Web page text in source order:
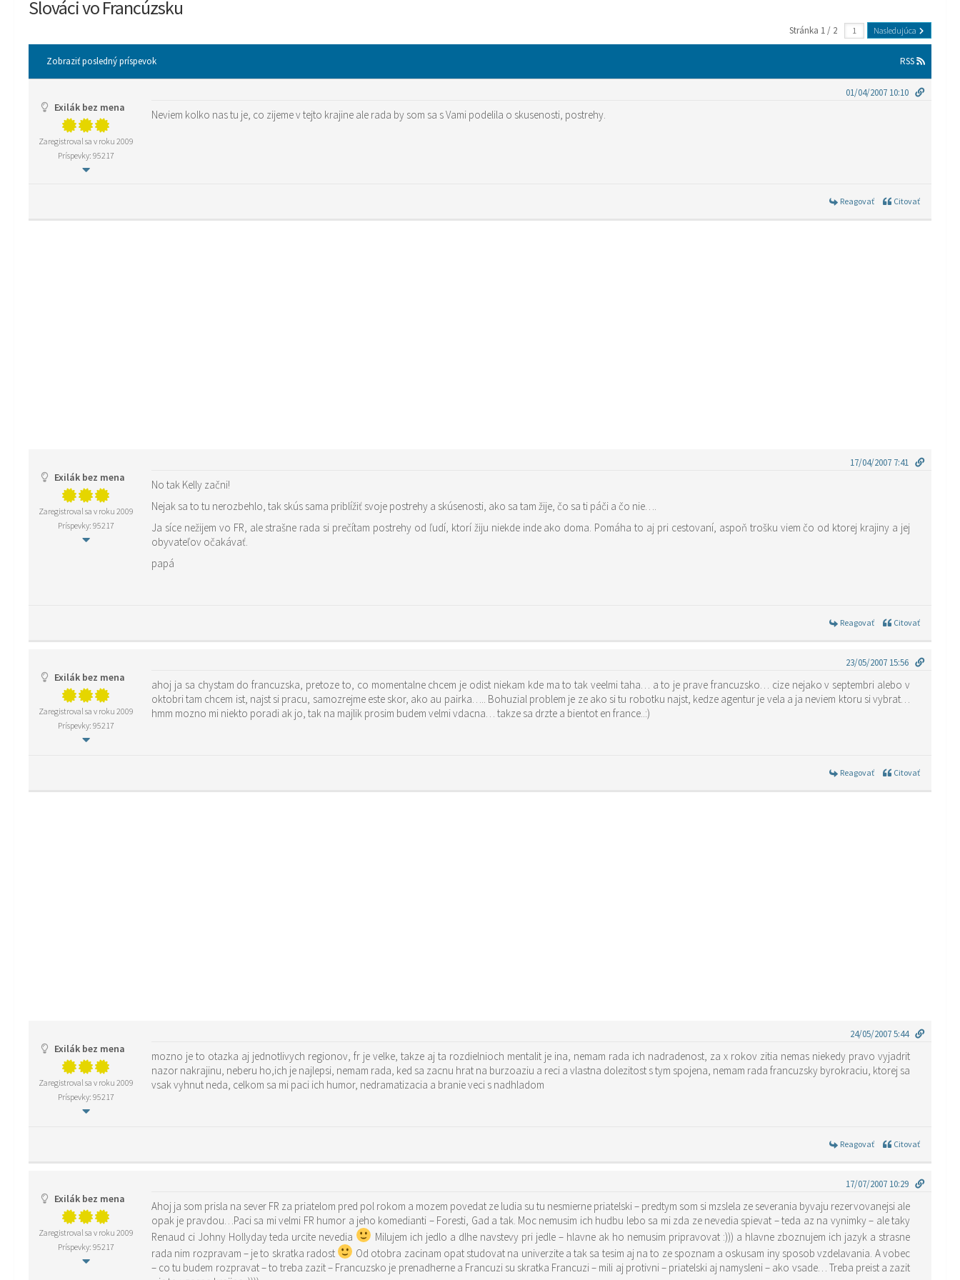
Slováci vo Francúzsku
Stránka 1 / 2 Nasledujúca
Zobraziť posledný príspevok RSS
Exilák bez mena
Zaregistroval sa v roku 2009
Príspevky: 95217
01/04/2007 10:10
Neviem kolko nas tu je, co zijeme v tejto krajine ale rada by som sa s Vami podelila o skusenosti, postrehy.
Reagovať Citovať
Exilák bez mena
Zaregistroval sa v roku 2009
Príspevky: 95217
17/04/2007 7:41
No tak Kelly začni!
Nejak sa to tu nerozbehlo, tak skús sama priblížiť svoje postrehy a skúsenosti, ako sa tam žije, čo sa ti páči a čo nie….
Ja síce nežijem vo FR, ale strašne rada si prečítam postrehy od ľudí, ktorí žiju niekde inde ako doma. Pomáha to aj pri cestovaní, aspoň trošku viem čo od ktorej krajiny a jej
obyvateľov očakávať.
papá
Reagovať Citovať
Exilák bez mena
Zaregistroval sa v roku 2009
Príspevky: 95217
23/05/2007 15:56
ahoj ja sa chystam do francuzska, pretoze to, co momentalne chcem je odist niekam kde ma to tak veelmi taha… a to je prave francuzsko… cize nejako v septembri alebo v
oktobri tam chcem ist, najst si pracu, samozrejme este skor, ako au pairka….. Bohuzial problem je ze ako si tu robotku najst, kedze agentur je vela a ja neviem ktoru si vybrat…
hmm mozno mi niekto poradi ak jo, tak na majlik prosim budem velmi vdacna… takze sa drzte a bientot en france..:)
Reagovať Citovať
Exilák bez mena
Zaregistroval sa v roku 2009
Príspevky: 95217
24/05/2007 5:44
mozno je to otazka aj jednotlivych regionov, fr je velke, takze aj ta rozdielnioch mentalit je ina, nemam rada ich nadradenost, za x rokov zitia nemas niekedy pravo vyjadrit
nazor nakrajinu, neberu ho,ich je najlepsi, nemam rada, ked sa zacnu hrat na burzoaziu a reci a vlastna dolezitost s tym spojena, nemam rada francuzsky byrokraciu, ktorej sa
vsak vyhnut neda, celkom sa mi paci ich humor, nedramatizacia a branie veci s nadhladom
Reagovať Citovať
Exilák bez mena
Zaregistroval sa v roku 2009
Príspevky: 95217
17/07/2007 10:29
Ahoj ja som prisla na sever FR za priatelom pred pol rokom a mozem povedat ze ludia su tu nesmierne priatelski – predtym som si mzslela ze severania byvaju rezervovanejsi ale
opak je pravdou…Paci sa mi velmi FR humor a jeho komedianti – Foresti, Gad a tak. Moc nemusim ich hudbu lebo sa mi zda ze nevedia spievat – teda az na vynimky – ale taky
Renaud ci Johny Hollyday teda urcite nevedia
Milujem ich jedlo a dlhe navstevy pri jedle – hlavne ak ho nemusim pripravovat :))) a hlavne zboznujem ich jazyk a strasne
rada nim rozpravam – je to skratka radost
Od otobra zacinam opat studovat na univerzite a tak sa tesim aj na to ze spoznam a oskusam iny sposob vzdelavania. A vobec
– co tu budem rozpravat – to treba zazit – Francuzsko je prenadherne a Francuzi su skratka Francuzi – mili aj protivni – priatelski aj namysleni – ako vsade… Treba preist a zazit